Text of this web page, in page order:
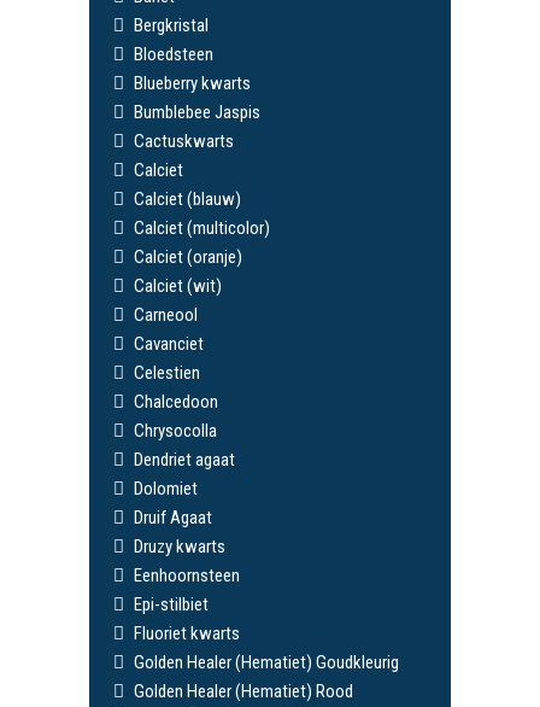
Bergkristal
Bloedsteen
Blueberry kwarts
Bumblebee Jaspis
Cactuskwarts
Calciet
Calciet (blauw)
Calciet (multicolor)
Calciet (oranje)
Calciet (wit)
Carneool
Cavanciet
Celestien
Chalcedoon
Chrysocolla
Dendriet agaat
Dolomiet
Druif Agaat
Druzy kwarts
Eenhoornsteen
Epi-stilbiet
Fluoriet kwarts
Golden Healer (Hematiet) Goudkleurig
Golden Healer (Hematiet) Rood